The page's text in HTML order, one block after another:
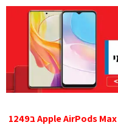
רוכשים מכשיר במבצע ומקבלים אוזניות Apple AirPods Max ב1249